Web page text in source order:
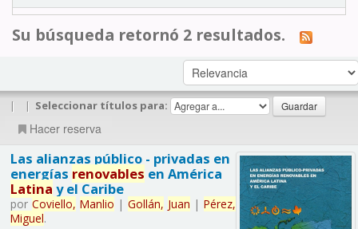
Su búsqueda retornó 2 resultados.
| | Seleccionar títulos para:
Hacer reserva
Las alianzas público - privadas en
energías renovables en América
Latina y el Caribe
por Coviello, Manlio | Gollán, Juan | Pérez,
Miguel.